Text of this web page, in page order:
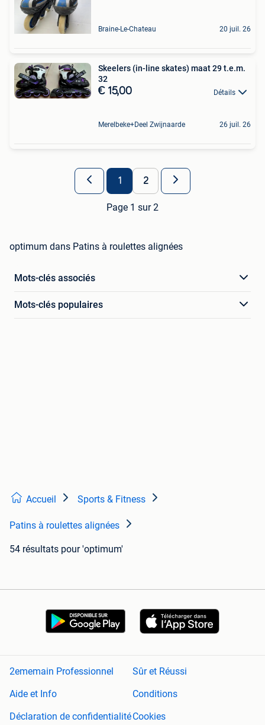
Braine-Le-Chateau 20 juil. 26
Skeelers (in-line skates) maat 29 t.e.m.
32
€ 15,00 Détails
Merelbeke+Deel Zwijnaarde 26 juil. 26
1 2
Page 1 sur 2
optimum dans Patins à roulettes alignées
Mots-clés associés
Mots-clés populaires
Accueil Sports & Fitness
Patins à roulettes alignées
54 résultats pour 'optimum'
2ememain Professionnel
Sûr et Réussi
Aide et Info
Conditions
Déclaration de confidentialitéCookies